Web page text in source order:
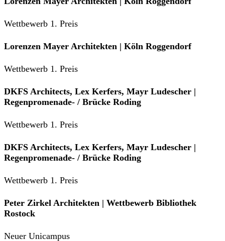
Wettbewerb 1. Preis
Lorenzen Mayer Architekten | Köln Roggendorf
Wettbewerb 1. Preis
DKFS Architects, Lex Kerfers, Mayr Ludescher |
Regenpromenade- / Brücke Roding
Wettbewerb 1. Preis
DKFS Architects, Lex Kerfers, Mayr Ludescher |
Regenpromenade- / Brücke Roding
Wettbewerb 1. Preis
Peter Zirkel Architekten | Wettbewerb Bibliothek
Rostock
Neuer Unicampus